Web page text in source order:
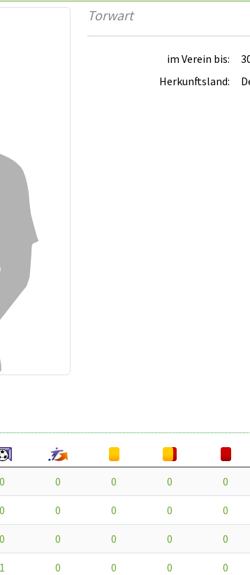
Torwart
im Verein bis:
Herkunftsland:
0 0 0 0 0
0 0 0 0 0
0 0 0 0 0
1 0 0 0 0